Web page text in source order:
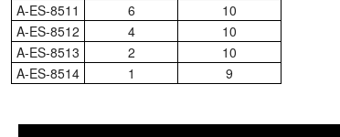
A-ES-8511
6
10
A-ES-8512
4
10
A-ES-8513
2
10
A-ES-8514
1 9